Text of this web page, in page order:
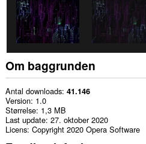
Om baggrunden
Antal downloads 41.146
Version 1.0
Størrelse 1,3 MB
Last update 27. oktober 2020
Licens Copyright 2020 Opera Software